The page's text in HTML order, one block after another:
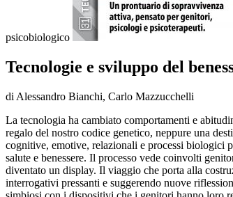
psicobiologico
Tecnologie e sviluppo del
di Alessandro Bianchi, Carlo Mazzucchelli
La tecnologia ha cambiato comportamenti e
regalo del nostro codice genetico, neppure una
cognitive, emotive, relazionali e processi biologici
salute e benessere. Il processo vede coinvolti
diventato un display. Il viaggio che porta alla
interrogativi pressanti e suggerendo nuove